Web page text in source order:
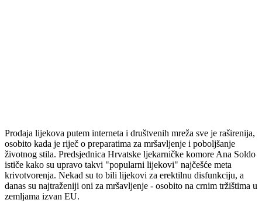
Prodaja lijekova putem interneta i društvenih mreža sve je raširenija,
osobito kada je riječ o preparatima za mršavljenje i poboljšanje
životnog stila. Predsjednica Hrvatske ljekarničke komore Ana Soldo
ističe kako su upravo takvi "popularni lijekovi" najčešće meta
krivotvorenja. Nekad su to bili lijekovi za erektilnu disfunkciju, a
danas su najtraženiji oni za mršavljenje - osobito na crnim tržištima u
zemljama izvan EU.